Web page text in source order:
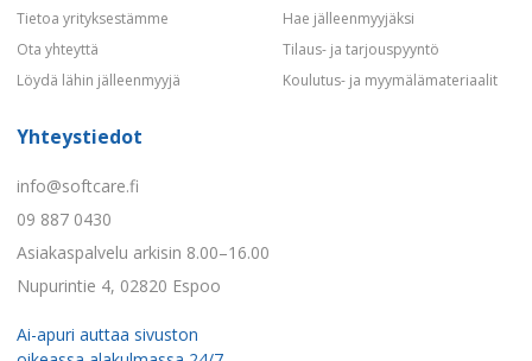
Tietoa yrityksestämme
Ota yhteyttä
Löydä lähin jälleenmyyjä
Hae jälleenmyyjäksi
Tilaus- ja tarjouspyyntö
Koulutus- ja myymälämateriaalit
Yhteystiedot
info@softcare.fi
09 887 0430
Asiakaspalvelu arkisin 8.00–16.00
Nupurintie 4, 02820 Espoo
Ai-apuri auttaa sivuston